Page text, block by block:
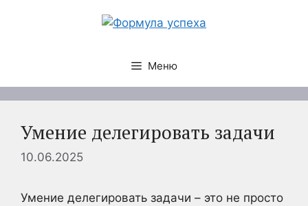
Меню
Умение делегировать задачи
10.06.2025
Умение делегировать задачи – это не просто